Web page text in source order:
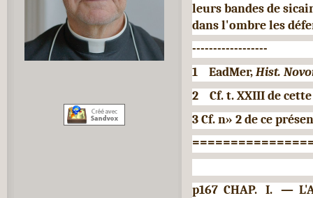
leurs bandes de
dans l'ombre les
------------------
1 EadMer,Hist.
2 Cf. t. XXIII de
3 Cf. n» 2 de ce
p167 CHAP. I. —